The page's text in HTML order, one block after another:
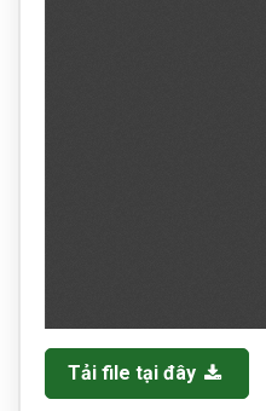
Tải file tại đây